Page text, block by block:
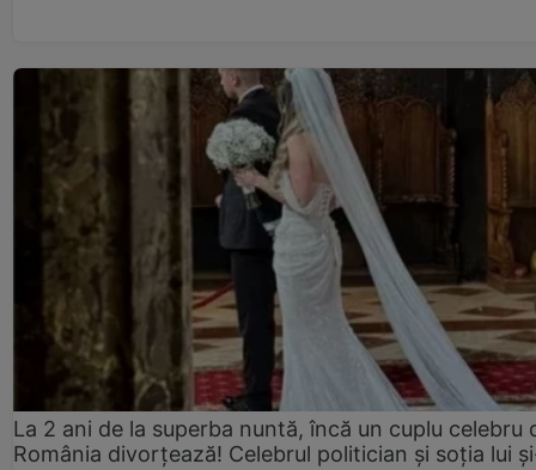
La 2 ani de la superba nuntă, încă un cuplu celebru
România divorțează! Celebrul politician și soția lui